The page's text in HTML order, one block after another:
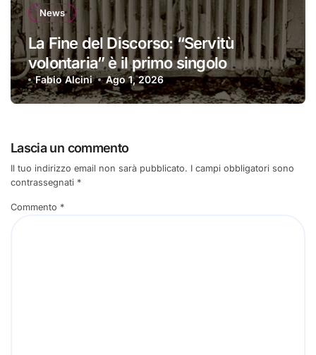
News
La Fine del Discorso: “Servitù
volontaria” è il primo singolo
Fabio Alcini Ago 1, 2026
Lascia un commento
Il tuo indirizzo email non sarà pubblicato. I campi obbligatori sono
contrassegnati *
Commento *